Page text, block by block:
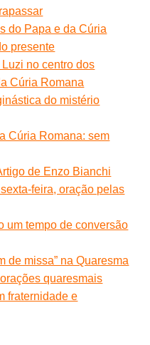
do Papa e da Cúria
presente
no centro dos
Cúria Romana
do mistério
Cúria Romana: sem
de Enzo Bianchi
feira, oração pelas
um tempo de conversão
de missa” na Quaresma
quaresmais
fraternidade e